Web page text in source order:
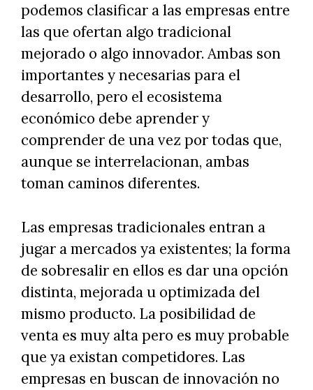
podemos clasificar a las empresas entre
las que ofertan algo tradicional
mejorado o algo innovador. Ambas son
importantes y necesarias para el
desarrollo, pero el ecosistema
económico debe aprender y
comprender de una vez por todas que,
aunque se interrelacionan, ambas
toman caminos diferentes.
Las empresas tradicionales entran a
jugar a mercados ya existentes; la forma
de sobresalir en ellos es dar una opción
distinta, mejorada u optimizada del
mismo producto. La posibilidad de
venta es muy alta pero es muy probable
que ya existan competidores. Las
empresas en buscan de innovación no